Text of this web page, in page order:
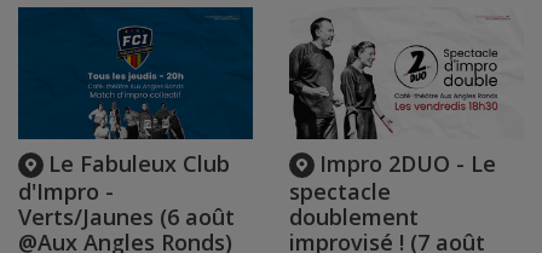
Le Fabuleux Club
d'Impro -
Verts/Jaunes (6 août
@Aux Angles Ronds)
Impro 2DUO - Le
spectacle
doublement
improvisé ! (7 août